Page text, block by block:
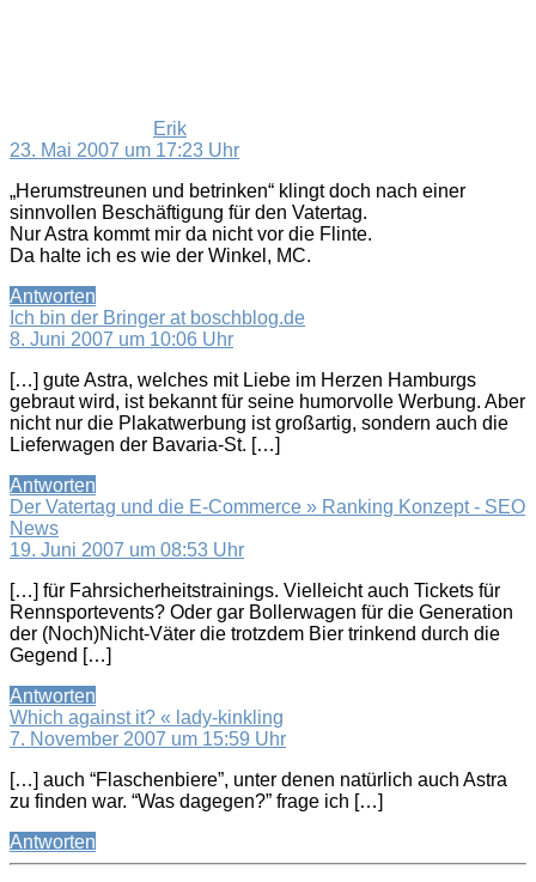
Erik
23. Mai 2007 um 17:23 Uhr
„Herumstreunen und betrinken“ klingt doch nach einer
sinnvollen Beschäftigung für den Vatertag.
Nur Astra kommt mir da nicht vor die Flinte.
Da halte ich es wie der Winkel, MC.
Antworten
Ich bin der Bringer at boschblog.desagt:
8. Juni 2007 um 10:06 Uhr
[…] gute Astra, welches mit Liebe im Herzen Hamburgs
gebraut wird, ist bekannt für seine humorvolle Werbung. Aber
nicht nur die Plakatwerbung ist großartig, sondern auch die
Lieferwagen der Bavaria-St. […]
Antworten
Der Vatertag und die E-Commerce » Ranking Konzept - SEO
Newssagt:
19. Juni 2007 um 08:53 Uhr
[…] für Fahrsicherheitstrainings. Vielleicht auch Tickets für
Rennsportevents? Oder gar Bollerwagen für die Generation
der (Noch)Nicht-Väter die trotzdem Bier trinkend durch die
Gegend […]
Antworten
Which against it? « lady-kinkling
7. November 2007 um 15:59 Uhr
[…] auch “Flaschenbiere”, unter denen natürlich auch Astra
zu finden war. “Was dagegen?” frage ich […]
Antworten